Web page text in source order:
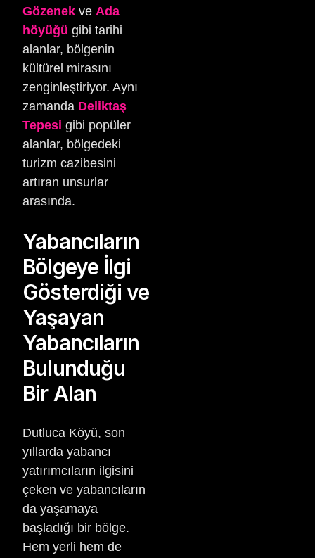
Gözenek veAda
höyüğügibi tarihi
alanlar, bölgenin
kültürel mirasını
zenginleştiriyor. Aynı
zamanda Deliktaş
Tepesi gibi popüler
alanlar, bölgedeki
turizm cazibesini
artıran unsurlar
arasında.
Yabancıların
Bölgeye İlgi
Gösterdiği ve
Yaşayan
Yabancıların
Bulunduğu
Bir Alan
Dutluca Köyü, son
yıllarda yabancı
yatırımcıların ilgisini
çeken ve yabancıların
da yaşamaya
başladığı bir bölge.
Hem yerli hem de